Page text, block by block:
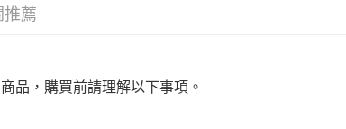
推薦
品，購買前請理解以下事項。